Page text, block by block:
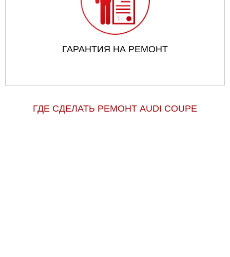
ГАРАНТИЯ НА РЕМОНТ
ГДЕ СДЕЛАТЬ РЕМОНТ AUDI COUPE